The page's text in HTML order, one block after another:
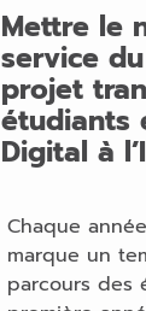
Mettre le
service
projet
étudiants
Digital à
Chaque
marque un
parcours des